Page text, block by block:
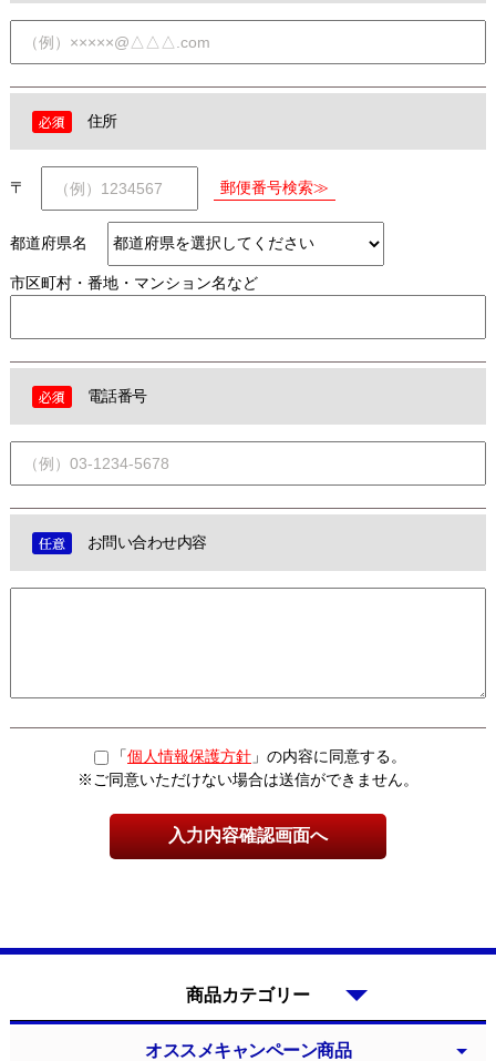
住所
〒
都道府県名
市区町村・番地・マンション名など
電話番号
お問い合わせ内容
「個人情報保護方針 」の内容に同意する。
※ご同意いただけない場合は送信ができません。
オススメキャンペーン商品
商品カテゴリー